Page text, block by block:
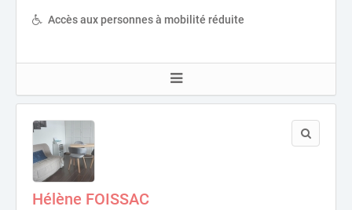
Accès aux personnes à mobilité réduite
Hélène FOISSAC